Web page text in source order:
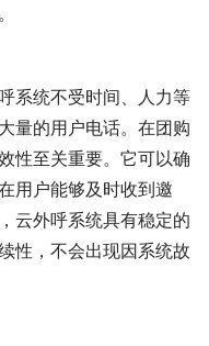
系统不受时间、人力等
量的用户电话。在团购
性至关重要。它可以确
用户能够及时收到邀
云外呼系统具有稳定的
性，不会出现因系统故